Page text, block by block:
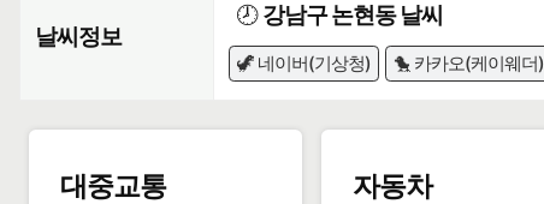
날씨정보
🕗강남구 논현동 날씨
🦖 네이버(기상청) 🐤 카카오(케이웨더)
대중교통
자동차